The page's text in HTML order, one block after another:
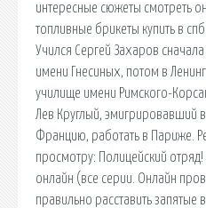
интересные сюжеты смотреть
топливные брикеты купить в
Учился Сергей Захаров
имени Гнесиных, потом в
училище имени Римского-
Лев Круглый, эмигрировавший
Францию, работать в Париже.
просмотру: Полицейский
онлайн (все серии. Онлайн
правильно расставить